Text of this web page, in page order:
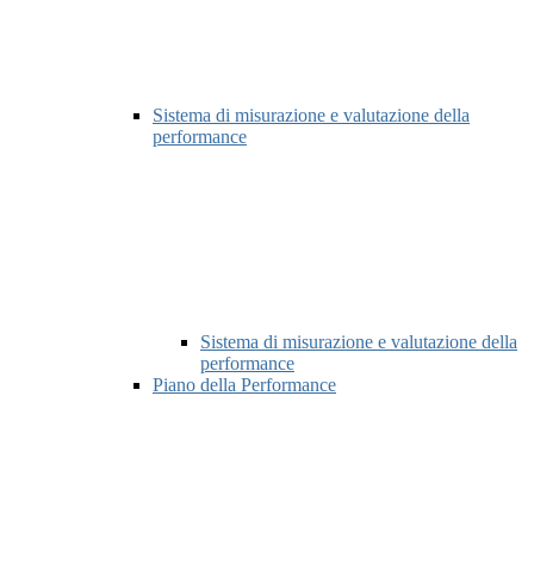
Sistema di misurazione e valutazione della
performance
Sistema di misurazione e valutazione della
performance
Piano della Performance